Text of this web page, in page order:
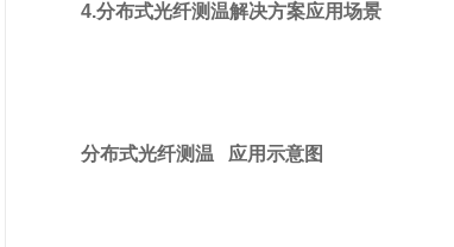
4.分布式光纤测温解决方案应用场景
分布式光纤测温 应用示意图